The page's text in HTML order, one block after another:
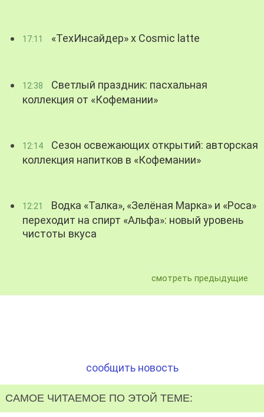
17:11 «ТехИнсайдер» х Cosmic latte
12:38
Светлый праздник: пасхальная
коллекция от «Кофемании»
12:14
Сезон освежающих открытий: авторская
коллекция напитков в «Кофемании»
12:21
Водка «Талка», «Зелёная Марка» и «Роса»
переходит на спирт «Альфа»: новый уровень
чистоты вкуса
смотреть предыдущие
сообщить новость
САМОЕ ЧИТАЕМОЕ ПО ЭТОЙ ТЕМЕ: